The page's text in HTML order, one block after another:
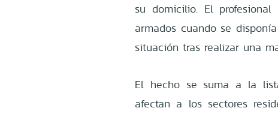
su domicilio. El
armados cuando se
situación tras realizar una
El hecho se suma a la
afectan a los sectores